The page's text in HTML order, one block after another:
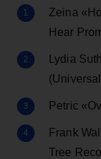
Zeina
Hear
Lydia
Petric
Frank
Tree